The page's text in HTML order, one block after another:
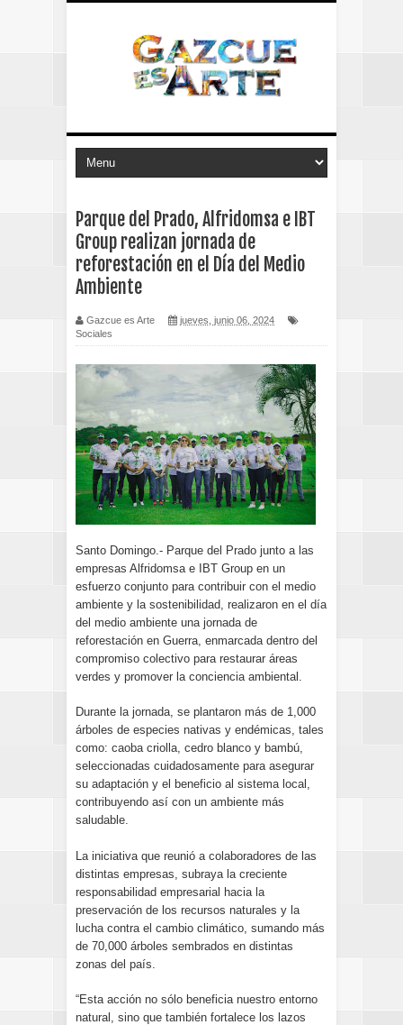
Parque del Prado, Alfridomsa e IBT
Group realizan jornada de
reforestación en el Día del Medio
Ambiente
Gazcue es Arte
jueves, junio 06, 2024
Sociales
Santo Domingo.- Parque del Prado junto a las
empresas Alfridomsa e IBT Group en un
esfuerzo conjunto para contribuir con el medio
ambiente y la sostenibilidad, realizaron en el día
del medio ambiente una jornada de
reforestación en Guerra, enmarcada dentro del
compromiso colectivo para restaurar áreas
verdes y promover la conciencia ambiental.
Durante la jornada, se plantaron más de 1,000
árboles de especies nativas y endémicas, tales
como: caoba criolla, cedro blanco y bambú,
seleccionadas cuidadosamente para asegurar
su adaptación y el beneficio al sistema local,
contribuyendo así con un ambiente más
saludable.
La iniciativa que reunió a colaboradores de las
distintas empresas, subraya la creciente
responsabilidad empresarial hacia la
preservación de los recursos naturales y la
lucha contra el cambio climático, sumando más
de 70,000 árboles sembrados en distintas
zonas del país.
“Esta acción no sólo beneficia nuestro entorno
natural, sino que también fortalece los lazos